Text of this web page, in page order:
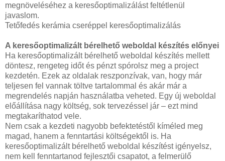
megnöveléséhez a keresőoptimalizálást feltétlenül
javaslom.
Tetőfedés kerámia cseréppel keresőoptimalizálás
A keresőoptimalizált bérelhető weboldal készítés előnyei
Ha keresőoptimalizált bérelhető weboldal készítés mellett
döntesz, rengeteg időt és pénzt spórolsz meg a project
kezdetén. Ezek az oldalak reszponzívak, van, hogy már
teljesen fel vannak töltve tartalommal és akár már a
megrendelés napján használatba veheted. Egy új weboldal
előállítása nagy költség, sok tervezéssel jár – ezt mind
megtakaríthatod vele.
Nem csak a kezdeti nagyobb befektetéstől kíméled meg
magad, hanem a fenntartási költségektől is. Ha
keresőoptimalizált bérelhető weboldal készítést igényelsz,
nem kell fenntartanod fejlesztői csapatot, a felmerülő